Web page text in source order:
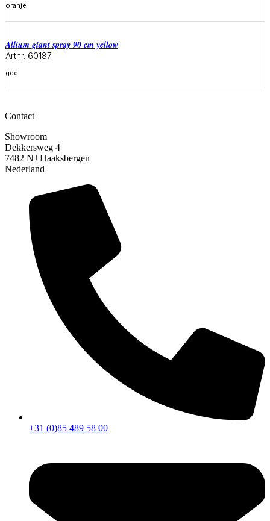
oranje
Meer informatie
allium giant spray 90 cm yellow
Artnr. 60187
geel
Meer informatie
Contact
Showroom
Dekkersweg 4
7482 NJ Haaksbergen
Nederland
+31 (0)85 489 58 00